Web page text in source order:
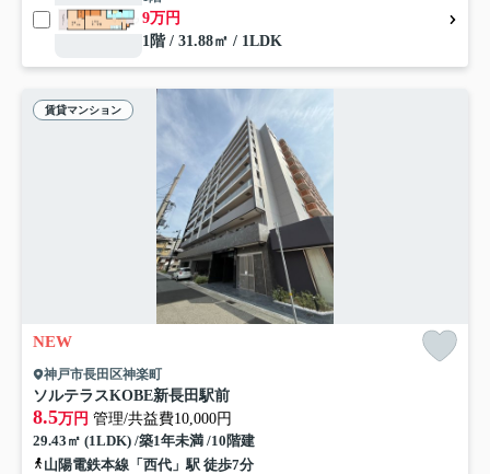
9万円
1階 / 31.88㎡ / 1LDK
賃貸マンション
NEW
神戸市長田区神楽町
ソルテラスKOBE新長田駅前
8.5万円 管理/共益費10,000円
29.43㎡ (1LDK) /築1年未満 /10階建
山陽電鉄本線「西代」駅 徒歩7分